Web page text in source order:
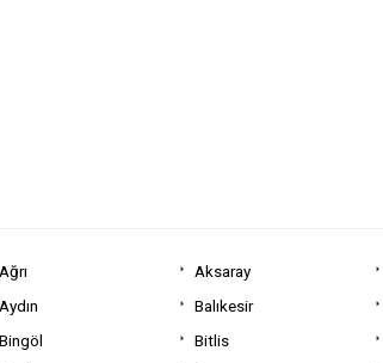
Ağrı Aksaray
Aydın Balıkesir
Bingöl Bitlis